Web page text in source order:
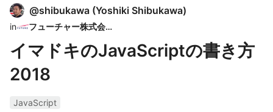
@shibukawa (Yoshiki Shibukawa)
in フューチャー株式会社
イマドキのJavaScriptの書き方
2018
JavaScript